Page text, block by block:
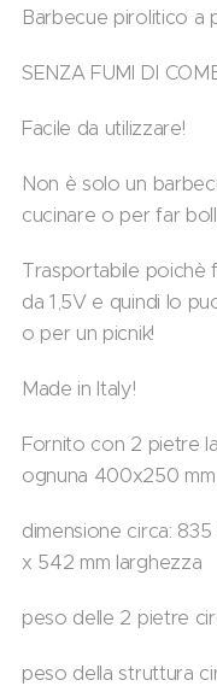
Barbecue pirolitico a
SENZA FUMI DI
Facile da utilizzare!
Non è solo un
cucinare o per far
Trasportabile poichè
da 1,5V e quindi lo
o per un picnik!
Made in Italy!
Fornito con 2 pietre
ognuna 400x250 mm
dimensione circa:
x 542 mm larghezza
peso delle 2 pietre
peso della struttura